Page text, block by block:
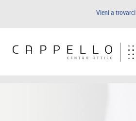
Vieni a